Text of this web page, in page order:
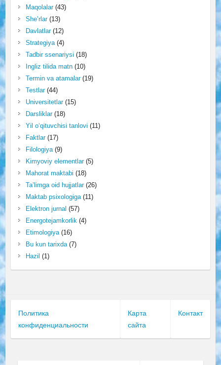
Maqolalar(43)
She’rlar(13)
Davlatlar(12)
Strategiya(4)
Tadbir ssenariysi (18)
Ingliz tilida matn(10)
Termin va atamalar(19)
Testlar(44)
Universitetlar(15)
Darsliklar(18)
Yil o‘qituvchisi tanlovi (11)
Faktlar(17)
Filologiya(9)
Kimyoviy elementlar(5)
Mahorat maktabi (18)
Ta’limga oid hujjatlar(26)
Maktab psixologiga(11)
Elektron jurnal (57)
Energotejamkorlik(4)
Etimologiya(16)
Bu kun tarixda(7)
Hazil (1)
Политика
конфиденциальности
Карта
сайта
Контакт